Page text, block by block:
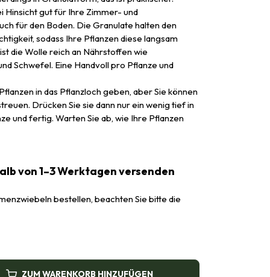
Hinsicht gut für Ihre Zimmer- und
für den Boden. Die Granulate halten den
sodass Ihre Pflanzen diese langsam
die Wolle reich an Nährstoffen wie
Schwefel. Eine Handvoll pro Pflanze und
in das Pflanzloch geben, aber Sie können
Drücken Sie sie dann nur ein wenig tief in
und fertig. Warten Sie ab, wie Ihre Pflanzen
von 1–3 Werktagen versenden
bestellen, beachten Sie bitte die
ZUM WARENKORB HINZUFÜGEN